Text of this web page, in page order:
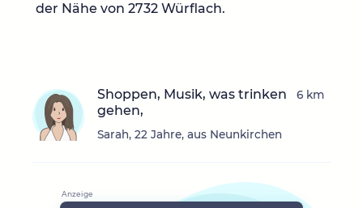
der Nähe von 2732 Würflach.
Shoppen, Musik, was trinken
gehen,
Sarah, 22 Jahre, aus Neunkirchen
6 km